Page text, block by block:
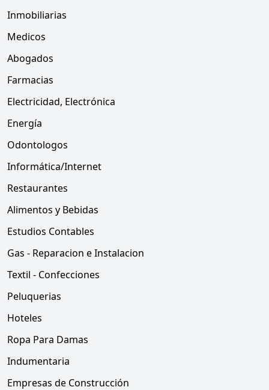
Inmobiliarias
Medicos
Abogados
Farmacias
Electricidad, Electrónica
Energía
Odontologos
Informática/Internet
Restaurantes
Alimentos y Bebidas
Estudios Contables
Gas - Reparacion e Instalacion
Textil - Confecciones
Peluquerias
Hoteles
Ropa Para Damas
Indumentaria
Empresas de Construcción